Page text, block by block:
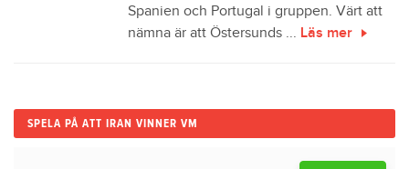
Spanien och Portugal i gruppen. Värt att
nämna är att Östersunds ... Läs mer
SPELA PÅ ATT IRAN VINNER VM